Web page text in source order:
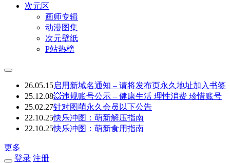
次元区
画师专辑
动漫图集
次元壁纸
P站热榜
26.05.15启用新域名通知 – 请将发布页永久地址加入书签
25.12.08💥违规账号公示 – 健康生活 理性消费 珍惜账号
25.02.27针对图萌永久会员以下公告
22.10.25快乐冲图：萌新解压指南
22.10.25快乐冲图：萌新食用指南
更多
登录 注册